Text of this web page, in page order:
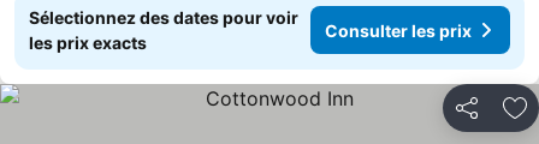
Sélectionnez des dates pour voir
les prix exacts
Consulter les prix
Partager